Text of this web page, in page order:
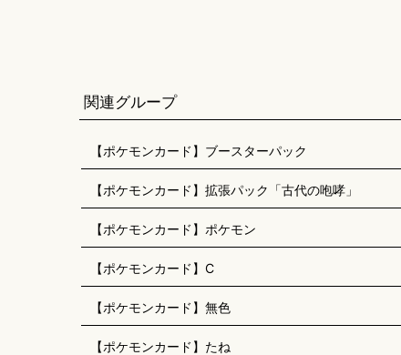
関連グループ
【ポケモンカード】ブースターパック
【ポケモンカード】拡張パック「古代の咆哮」
【ポケモンカード】ポケモン
【ポケモンカード】C
【ポケモンカード】無色
【ポケモンカード】たね